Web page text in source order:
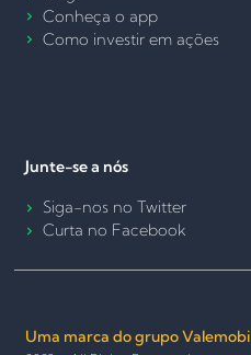
Conheça o app
Como investir em ações
Junte-se a nós
Siga-nos no Twitter
Curta no Facebook
Uma marca do grupo Valemobi